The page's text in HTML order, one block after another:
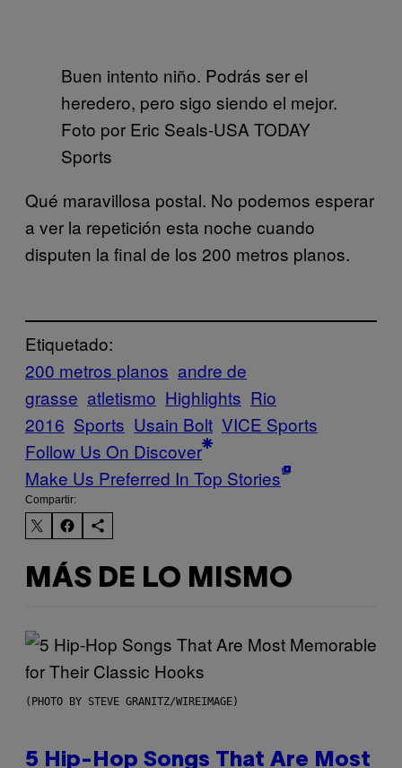
Buen intento niño. Podrás ser el
heredero, pero sigo siendo el mejor.
Foto por Eric Seals-USA TODAY
Sports
Qué maravillosa postal. No podemos esperar
a ver la repetición esta noche cuando
disputen la final de los 200 metros planos.
Etiquetado:
200 metros planos andre de
grasse atletismo Highlights Rio
2016 Sports Usain Bolt VICE Sports
Follow Us On Discover
Make Us Preferred In Top Stories
Compartir:
MÁS DE LO MISMO
(PHOTO BY STEVE GRANITZ/WIREIMAGE)
5 Hip-Hop Songs That Are Most